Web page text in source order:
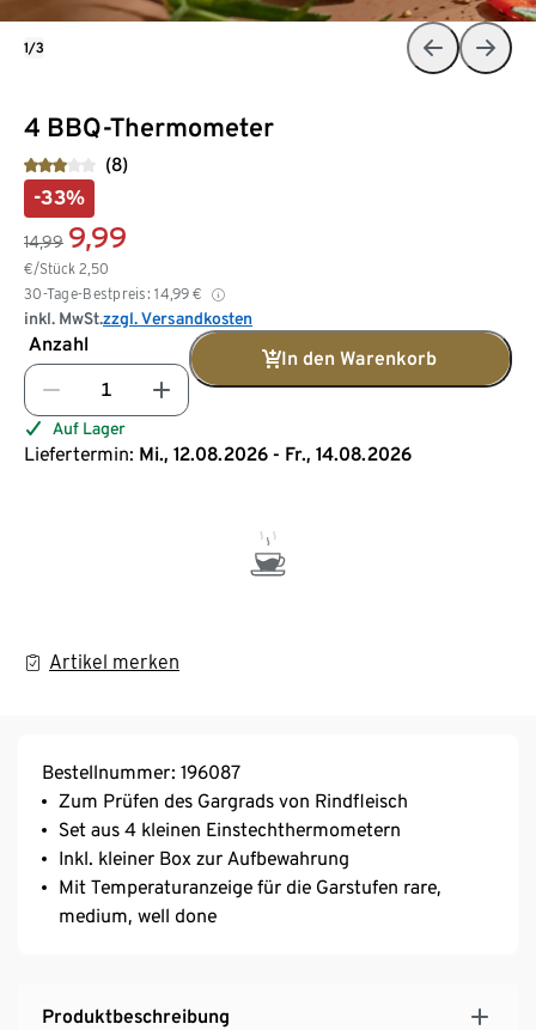
4 BBQ-Thermometer
(8)
-33%
14,99 9,99
€/Stück 2,50
30-Tage-Bestpreis: 14,99 €
inkl. MwSt.zzgl. Versandkosten
Anzahl
In den Warenkorb
Auf Lager
Liefertermin: Mi., 12.08.2026 - Fr., 14.08.2026
Artikel merken
1/3
Bestellnummer: 196087
Zum Prüfen des Gargrads von Rindfleisch
Set aus 4 kleinen Einstechthermometern
Inkl. kleiner Box zur Aufbewahrung
Mit Temperaturanzeige für die Garstufen rare,
medium, well done
Produktbeschreibung